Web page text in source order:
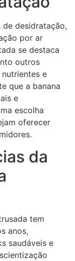
desidratação,
por ar
se destaca
outros
e
que a banana
e
escolha
oferecer
da
tem
anos,
saudáveis e